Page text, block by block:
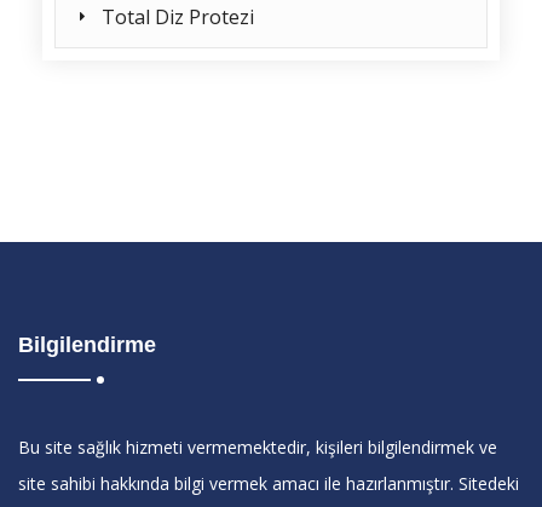
Total Diz Protezi
Bilgilendirme
Bu site sağlık hizmeti vermemektedir, kişileri bilgilendirmek ve
site sahibi hakkında bilgi vermek amacı ile hazırlanmıştır. Sitedeki